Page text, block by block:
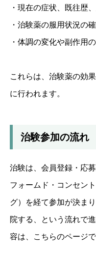
・現在の症状、既往歴
・治験薬の服用状況の
・体調の変化や副作用
これらは、治験薬の効
に行われます。
治験参加の流れ
治験は、会員登録・応
フォームド・コンセン
グ）を経て参加が決ま
院する、という流れで
容は、こちらのページ